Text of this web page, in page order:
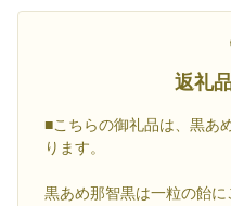
返礼
■こちらの御礼品は、黒あ
ります。
黒あめ那智黒は一粒の飴